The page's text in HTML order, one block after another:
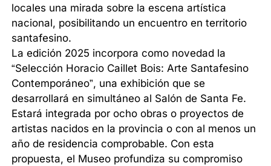
locales una mirada sobre la escena artística
nacional, posibilitando un encuentro en territorio
santafesino.
La edición 2025 incorpora como novedad la
“Selección Horacio Caillet Bois: Arte Santafesino
Contemporáneo”, una exhibición que se
desarrollará en simultáneo al Salón de Santa Fe.
Estará integrada por ocho obras o proyectos de
artistas nacidos en la provincia o con al menos un
año de residencia comprobable. Con esta
propuesta, el Museo profundiza su compromiso